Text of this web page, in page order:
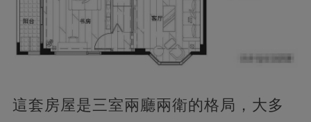
這套房屋是三室兩廳兩衛的格局，大多